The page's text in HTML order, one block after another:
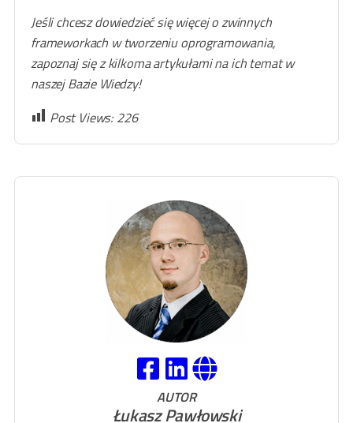
Jeśli chcesz dowiedzieć się więcej o zwinnych
frameworkach w tworzeniu oprogramowania,
zapoznaj się z kilkoma artykułami na ich temat w
naszej Bazie Wiedzy!
Post Views: 226
AUTOR
Łukasz Pawłowski